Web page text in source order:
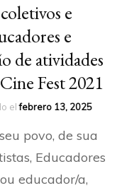
e
e
de atividades
Fest 2021
elfebrero 13, 2025
povo, de sua
Educadores
educador/a,